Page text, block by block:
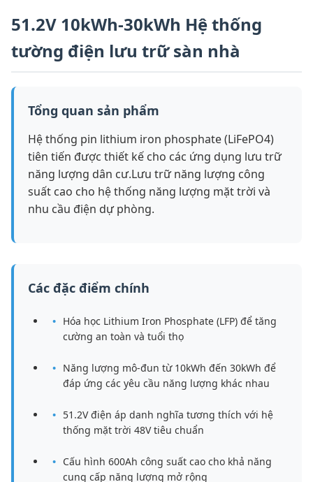
51.2V 10kWh-30kWh Hệ thống
tường điện lưu trữ sàn nhà
Tổng quan sản phẩm
Hệ thống pin lithium iron phosphate (LiFePO4)
tiên tiến được thiết kế cho các ứng dụng lưu trữ
năng lượng dân cư.Lưu trữ năng lượng công
suất cao cho hệ thống năng lượng mặt trời và
nhu cầu điện dự phòng.
Các đặc điểm chính
Hóa học Lithium Iron Phosphate (LFP) để tăng
cường an toàn và tuổi thọ
Năng lượng mô-đun từ 10kWh đến 30kWh để
đáp ứng các yêu cầu năng lượng khác nhau
51.2V điện áp danh nghĩa tương thích với hệ
thống mặt trời 48V tiêu chuẩn
Cấu hình 600Ah công suất cao cho khả năng
cung cấp năng lượng mở rộng